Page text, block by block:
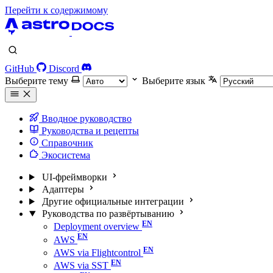
Перейти к содержимому
GitHub
Discord
Выберите тему
Выберите язык
Вводное руководство
Руководства и рецепты
Справочник
Экосистема
UI-фреймворки
Адаптеры
Другие официальные интеграции
Руководства по развёртыванию
Deployment overview
AWS
AWS via Flightcontrol
AWS via SST